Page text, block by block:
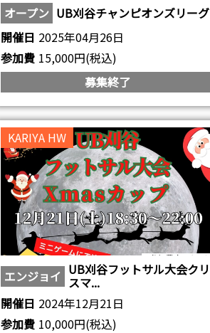
オープン UB刈谷チャンピオンズリーグ
開催日 2025年04月26日
参加費 15,000円(税込)
募集終了
KARIYA HW
エンジョイ UB刈谷フットサル大会クリ
スマ...
開催日 2024年12月21日
参加費 10,000円(税込)